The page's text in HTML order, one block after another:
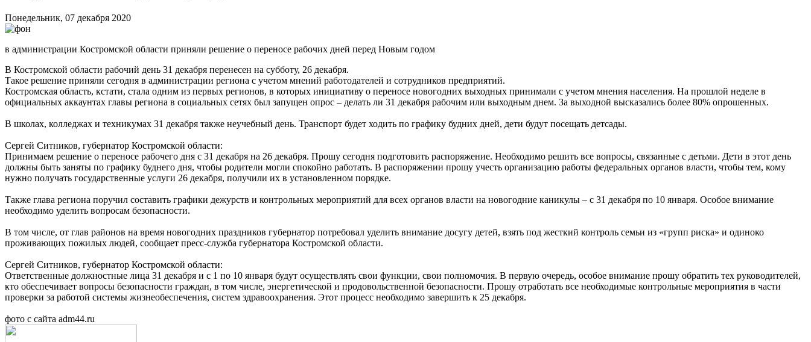
Понедельник, 07 декабря 2020
в администрации Костромской области приняли решение о переносе рабочих дней перед Новым годом
В Костромской области рабочий день 31 декабря перенесен на субботу, 26 декабря.
Такое решение приняли сегодня в администрации региона с учетом мнений работодателей и сотрудников предприятий.
Костромская область, кстати, стала одним из первых регионов, в которых инициативу о переносе новогодних выходных принимали с учетом мнения населения. На прошлой неделе в
официальных аккаунтах главы региона в социальных сетях был запущен опрос – делать ли 31 декабря рабочим или выходным днем. За выходной высказались более 80% опрошенных.
В школах, колледжах и техникумах 31 декабря также неучебный день. Транспорт будет ходить по графику будних дней, дети будут посещать детсады.
Сергей Ситников, губернатор Костромской области:
Принимаем решение о переносе рабочего дня с 31 декабря на 26 декабря. Прошу сегодня подготовить распоряжение. Необходимо решить все вопросы, связанные с детьми. Дети в этот день
должны быть заняты по графику буднего дня, чтобы родители могли спокойно работать. В распоряжении прошу учесть организацию работы федеральных органов власти, чтобы тем, кому
нужно получать государственные услуги 26 декабря, получили их в установленном порядке.
Также глава региона поручил составить графики дежурств и контрольных мероприятий для всех органов власти на новогодние каникулы – с 31 декабря по 10 января. Особое внимание
необходимо уделить вопросам безопасности.
В том числе, от глав районов на время новогодних праздников губернатор потребовал уделить внимание досугу детей, взять под жесткий контроль семьи из «групп риска» и одиноко
проживающих пожилых людей, сообщает пресс-служба губернатора Костромской области.
Сергей Ситников, губернатор Костромской области:
Ответственные должностные лица 31 декабря и с 1 по 10 января будут осуществлять свои функции, свои полномочия. В первую очередь, особое внимание прошу обратить тех руководителей,
кто обеспечивает вопросы безопасности граждан, в том числе, энергетической и продовольственной безопасности. Прошу отработать все необходимые контрольные мероприятия в части
проверки за работой системы жизнеобеспечения, систем здравоохранения. Этот процесс необходимо завершить к 25 декабря.
фото с сайта adm44.ru